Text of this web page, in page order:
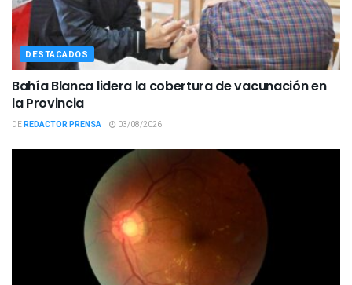
DESTACADOS
Bahía Blanca lidera la cobertura de vacunación en
la Provincia
DEREDACTOR PRENSA 03/08/2026